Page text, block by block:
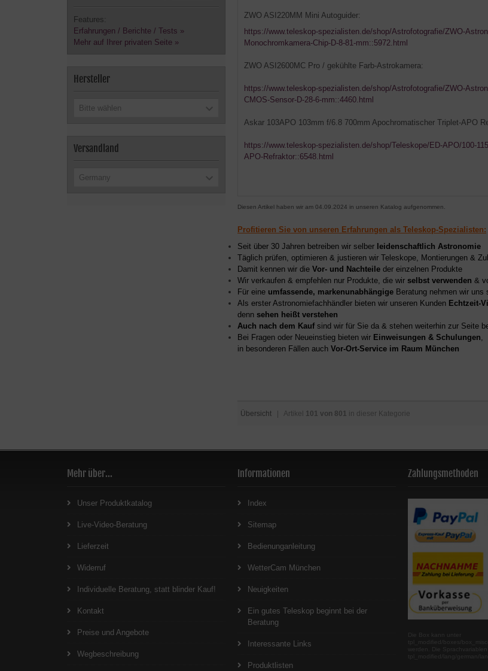
ZWO ASI220MM Mini Autoguider:
https://www.teleskop-spezialisten.de/shop/Astrofotografie/ZWO-
Monochromkamera-Chip-D-8-81-mm::5972.html
ZWO ASI2600MC Pro / gekühlte Farb-Astrokamera:
https://www.teleskop-spezialisten.de/shop/Astrofotografie/ZWO-
CMOS-Sensor-D-28-6-mm::4460.html
Askar 103APO 103mm f/6.8 700mm Apochromatischer Triplet-APO
https://www.teleskop-spezialisten.de/shop/Teleskope/ED-APO/100-
APO-Refraktor::6548.html
Diesen Artikel haben wir am 04.09.2024 in unseren Katalog aufgenommen.
Profitieren Sie von unseren Erfahrungen als Teleskop-Spezialisten:
Seit über 30 Jahren betreiben wir selber leidenschaftlich Astronomie
Täglich prüfen, optimieren & justieren wir Teleskope, Montierungen &
Damit kennen wir die Vor- und Nachteile der einzelnen Produkte
Wir verkaufen & empfehlen nur Produkte, die wir selbst verwenden &
Für eine umfassende, markenunabhängige Beratung nehmen wir uns
Als erster Astronomiefachhändler bieten wir unseren Kunden Echtzeit-
denn sehen heißt verstehen
Auch nach dem Kaufsind wir für Sie da & stehen weiterhin zur Seite
Bei Fragen oder Neueinstieg bieten wir Einweisungen & Schulungen
in besonderen Fällen auch Vor-Ort-Service im Raum München
Übersicht | Artikel 101 von 801 in dieser Kategorie
Features:
Erfahrungen / Berichte / Tests »
Mehr auf Ihrer privaten Seite »
Hersteller
Bitte wählen
Versandland
Germany
Mehr über...
Unser Produktkatalog
Live-Video-Beratung
Lieferzeit
Widerruf
Individuelle Beratung, statt blinder Kauf!
Kontakt
Preise und Angebote
Wegbeschreibung
Informationen
Index
Sitemap
Bedienunganleitung
WetterCam München
Neuigkeiten
Ein gutes Teleskop beginnt bei der
Beratung
Interessante Links
Produktlisten
Zahlungsmethoden
Die Box kann unter
tpl_modified/boxes/
werden. Die